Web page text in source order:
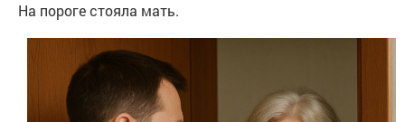
На пороге стояла мать.